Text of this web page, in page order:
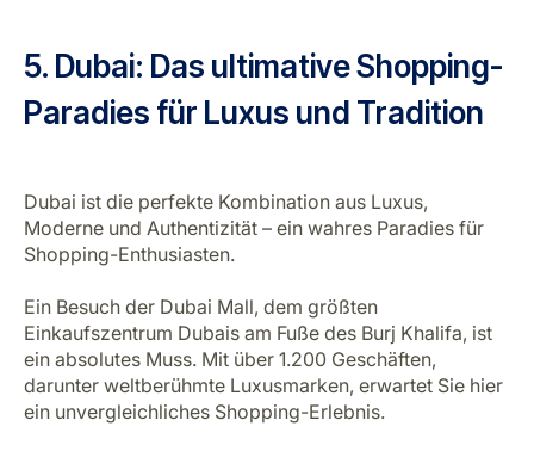
5. Dubai: Das ultimative Shopping-
Paradies für Luxus und Tradition
Dubai ist die perfekte Kombination aus Luxus,
Moderne und Authentizität – ein wahres Paradies für
Shopping-Enthusiasten.
Ein Besuch der Dubai Mall, dem größten
Einkaufszentrum Dubais am Fuße des Burj Khalifa, ist
ein absolutes Muss. Mit über 1.200 Geschäften,
darunter weltberühmte Luxusmarken, erwartet Sie hier
ein unvergleichliches Shopping-Erlebnis.